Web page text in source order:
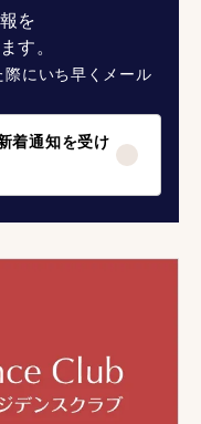
を
す。
にいち早くメール
着通知を受け